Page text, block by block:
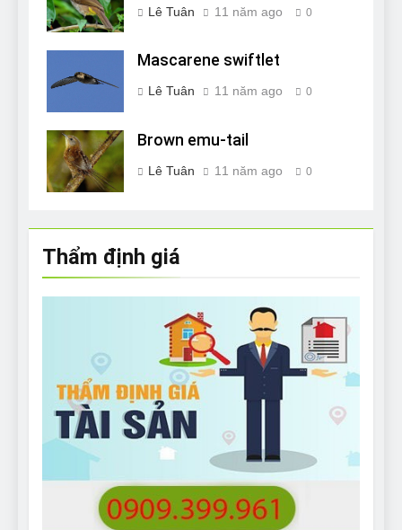
Lê Tuân 11 năm ago 0
Mascarene swiftlet
Lê Tuân 11 năm ago 0
Brown emu-tail
Lê Tuân 11 năm ago 0
Thẩm định giá